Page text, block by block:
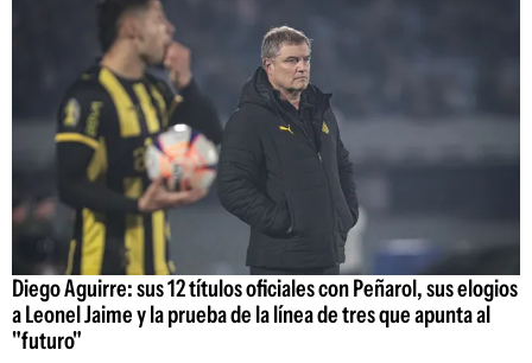
Diego Aguirre: sus 12 títulos oficiales con Peñarol, sus elogios
a Leonel Jaime y la prueba de la línea de tres que apunta al
"futuro"